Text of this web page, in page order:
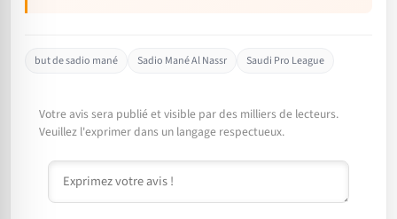
but de sadio mané Sadio Mané Al Nassr Saudi Pro League
Votre avis sera publié et visible par des milliers de lecteurs.
Veuillez l'exprimer dans un langage respectueux.
Commentaire